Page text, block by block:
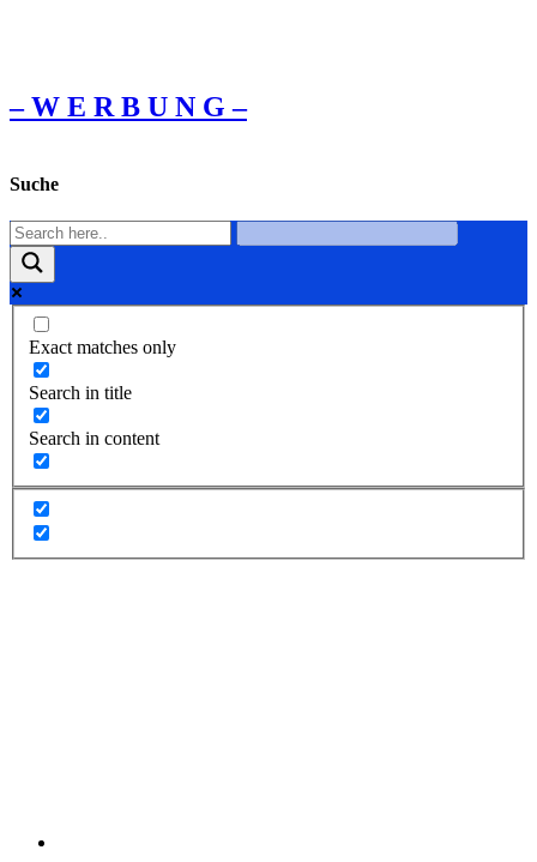
– W Ε R Β U Ν G –
Suche
Exact matches only
Search in title
Search in content